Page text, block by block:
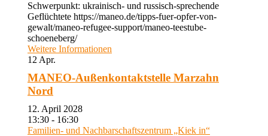
Schwerpunkt: ukrainisch- und russisch-sprechende
Geflüchtete https://maneo.de/tipps-fuer-opfer-von-
gewalt/maneo-refugee-support/maneo-teestube-
schoeneberg/
Weitere Informationen
12 Apr.
MANEO-Außenkontaktstelle Marzahn
Nord
12. April 2028
13:30 - 16:30
Familien- und Nachbarschaftszentrum „Kiek in“